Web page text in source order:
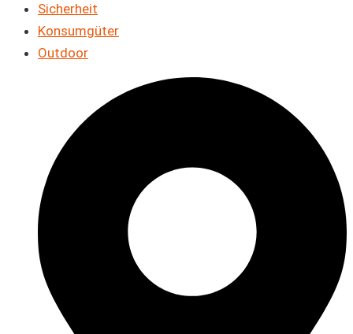
Sicherheit
Konsumgüter
Outdoor